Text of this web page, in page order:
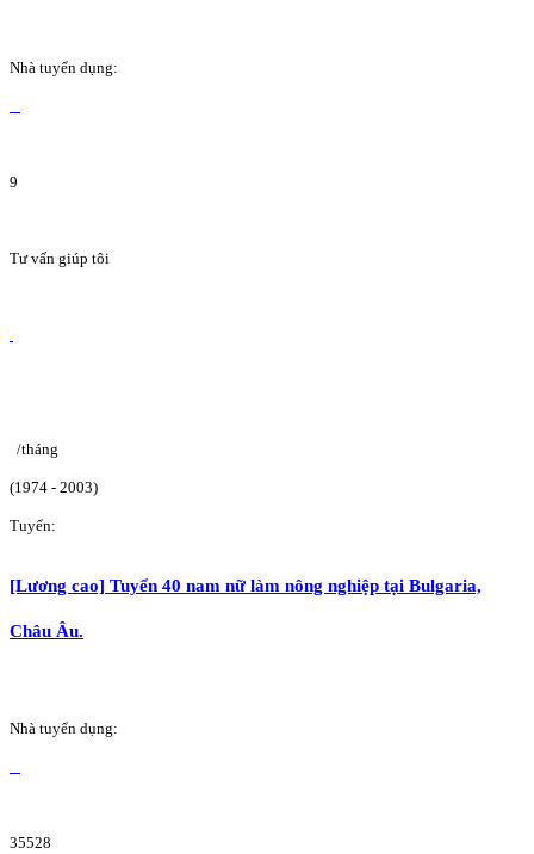
Nhà tuyển dụng:
9
Tư vấn giúp tôi
/tháng
(1974 - 2003)
Tuyển:
[Lương cao] Tuyển 40 nam nữ làm nông nghiệp tại Bulgaria,
Châu Âu.
Nhà tuyển dụng:
35528